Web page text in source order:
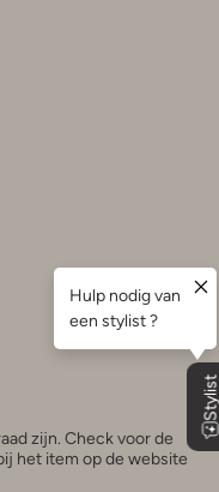
zijn. Check voor de
het item op de website